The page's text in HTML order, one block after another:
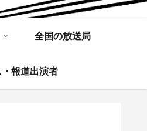
全国の放送局
報道出演者